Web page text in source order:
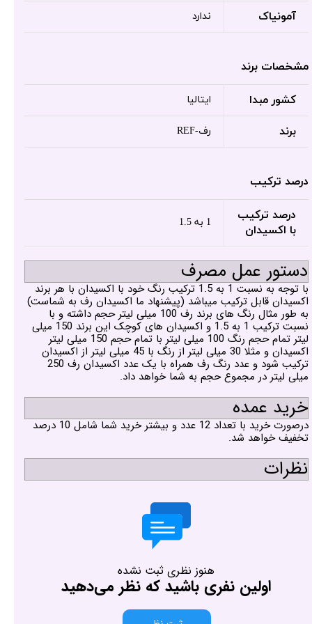
آمونیاک ندارد
مشخصات برند
کشور مبدا ایتالیا
برند رف-REF
درصد ترکیب
درصد ترکیب
با اکسیدان
1 به 1.5
دستور عمل مصرف
با توجه به نسبت 1 به 1.5 ترکیب رنگ خود با اکسیدان با هر برند
اکسیدان قابل ترکیب میباشد (پیشنهاد ما اکسیدان رف به شماست)
به طور مثال رنگ های برند رف 100 میلی لیتر حجم داشته و با
نسبت ترکیب 1 به 1.5 و اکسیدان های کوچک این برند 150 میلی
لیتر تمام حجم رنگ 100 میلی لیتر با تمام حجم 150 میلی لیتر
اکسیدان و مثلا 30 میلی لیتر از رنگ با 45 میلی لیتر از اکسیدان
ترکیب شود و عدد رنگ رف همراه با یک عدد اکسیدان رف 250
میلی لیتر در مجموع حجم به شما خواهد داد.
خرید عمده
درصورت خرید با تعداد 12 عدد و بیشتر خرید شما شامل 10 درصد
تخفیف خواهد شد.
نظرات
هنوز نظری ثبت نشده
اولین نفری باشید که نظر می‌دهید